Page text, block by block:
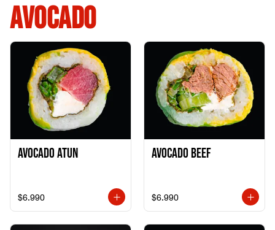
AVOCADO
Avocado Atun
$6.990
Avocado Beef
$6.990